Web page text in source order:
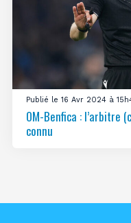
Publié le 16 Avr 2024 à
OM-Benfica : l’arbitre
connu